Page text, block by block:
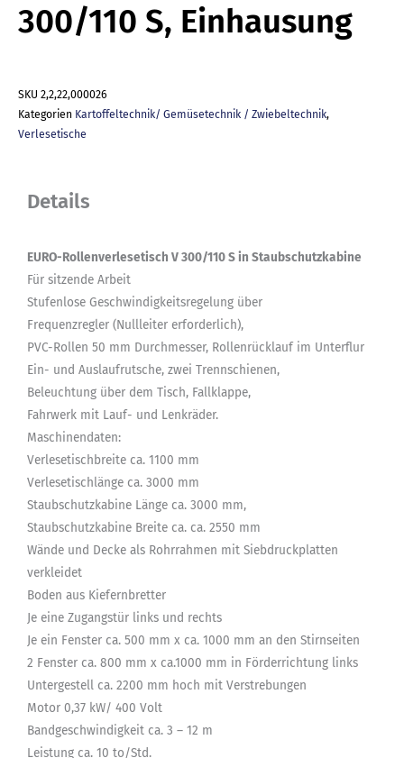
300/110 S, Einhausung
SKU 2,2,22,000026
Kategorien Kartoffeltechnik/ Gemüsetechnik / Zwiebeltechnik,
Verlesetische
Details
EURO-Rollenverlesetisch V 300/110 S in Staubschutzkabine
Für sitzende Arbeit
Stufenlose Geschwindigkeitsregelung über
Frequenzregler (Nullleiter erforderlich),
PVC-Rollen 50 mm Durchmesser, Rollenrücklauf im Unterflur
Ein- und Auslaufrutsche, zwei Trennschienen,
Beleuchtung über dem Tisch, Fallklappe,
Fahrwerk mit Lauf- und Lenkräder.
Maschinendaten:
Verlesetischbreite ca. 1100 mm
Verlesetischlänge ca. 3000 mm
Staubschutzkabine Länge ca. 3000 mm,
Staubschutzkabine Breite ca. ca. 2550 mm
Wände und Decke als Rohrrahmen mit Siebdruckplatten
verkleidet
Boden aus Kiefernbretter
Je eine Zugangstür links und rechts
Je ein Fenster ca. 500 mm x ca. 1000 mm an den Stirnseiten
2 Fenster ca. 800 mm x ca.1000 mm in Förderrichtung links
Untergestell ca. 2200 mm hoch mit Verstrebungen
Motor 0,37 kW/ 400 Volt
Bandgeschwindigkeit ca. 3 – 12 m
Leistung ca. 10 to/Std.